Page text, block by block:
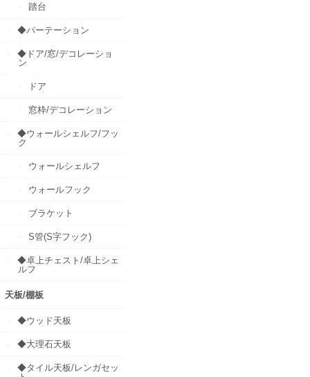
踏台
◆パーテーション
◆ドア/窓/デコレーショ
ン
ドア
窓枠/デコレーション
◆ウォールシェルフ/フッ
ク
ウォールシェルフ
ウォールフック
ブラケット
S管(S字フック)
◆卓上チェスト/卓上シェ
ルフ
天板/棚板
◆ウッド天板
◆大理石天板
◆タイル天板/レンガセッ